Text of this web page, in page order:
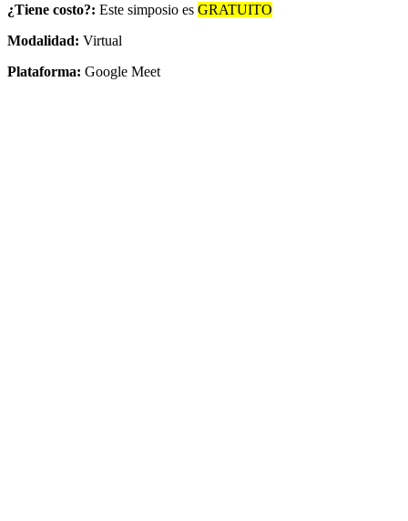
¿Tiene costo?: Este simposio es GRATUITO
Modalidad: Virtual
Plataforma: Google Meet